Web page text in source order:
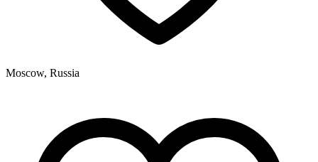
Moscow, Russia